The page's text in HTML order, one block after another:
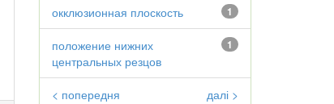
1
окклюзионная плоскость
1
положение нижних
центральных резцов
< попередня далі >